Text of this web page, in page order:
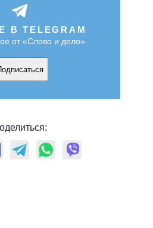
В TELEGRAM
от «Слово и дело»